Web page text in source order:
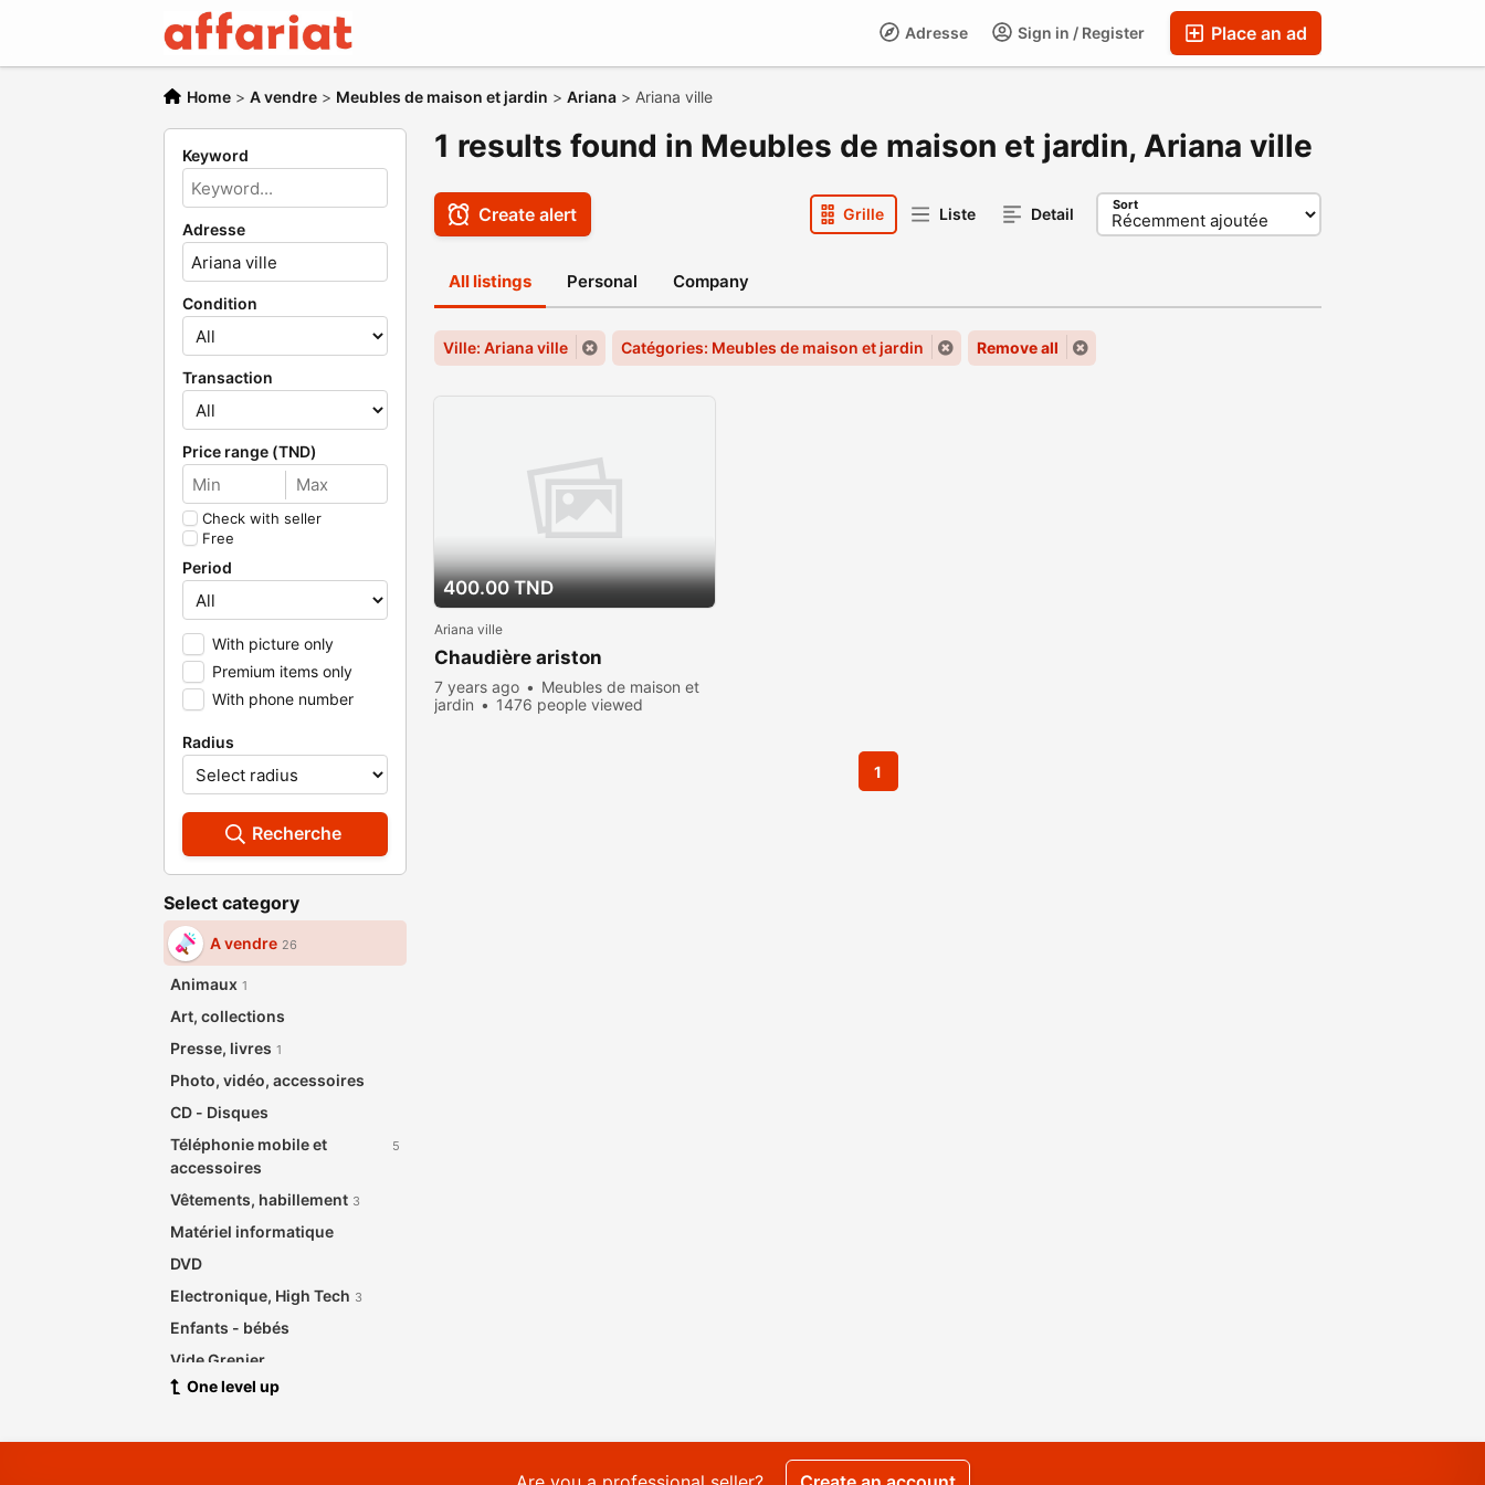
Place an ad
Sign in / Register
Adresse
Home > A vendre > Meubles de maison et jardin > Ariana > Ariana ville
Keyword
Adresse
Condition
Transaction
Price range (TND)
Check with seller
Free
Period
With picture only
Premium items only
With phone number
Radius
Recherche
Select category
A vendre 26
Animaux 1
Art, collections
Presse, livres 1
Photo, vidéo, accessoires
CD - Disques
Téléphonie mobile et
accessoires
5
Vêtements, habillement 3
Matériel informatique
DVD
Electronique, High Tech 3
Enfants - bébés
Vide Grenier
Santé beauté
One level up
1 results found in Meubles de maison et jardin, Ariana ville
Create alert Grille Liste Detail Sort
All listings Personal Company
Ville: Ariana ville Catégories: Meubles de maison et jardin Remove all
400.00 TND
Ariana ville
Chaudière ariston
7 years ago
Meubles de maison et
jardin
1476 people viewed
1